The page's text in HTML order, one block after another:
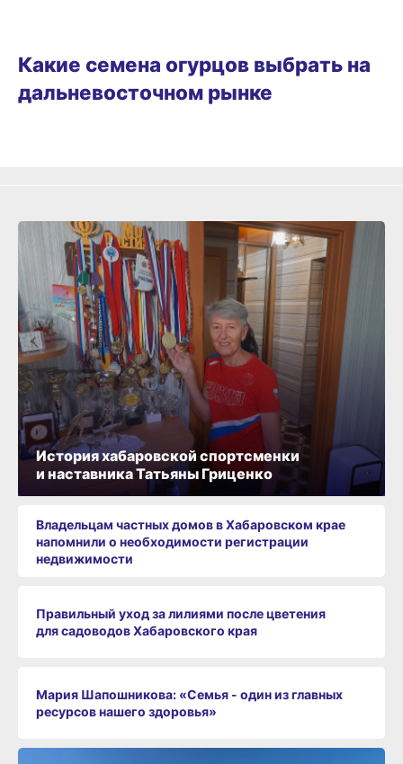
Какие семена огурцов выбрать на
дальневосточном рынке
История хабаровской спортсменки
и наставника Татьяны Гриценко
Владельцам частных домов в Хабаровском крае
напомнили о необходимости регистрации
недвижимости
Правильный уход за лилиями после цветения
для садоводов Хабаровского края
Мария Шапошникова: «Семья - один из главных
ресурсов нашего здоровья»